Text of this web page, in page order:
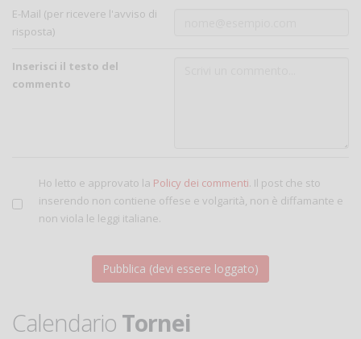
E-Mail (per ricevere l'avviso di
risposta)
Inserisci il testo del
commento
Ho letto e approvato la Policy dei commenti. Il post che sto
inserendo non contiene offese e volgarità, non è diffamante e
non viola le leggi italiane.
Calendario Tornei